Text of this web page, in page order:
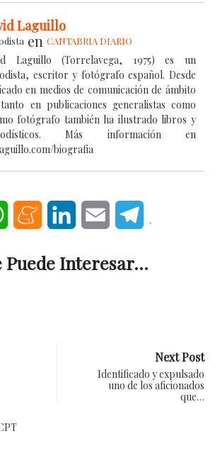
Laguillo
en CANTABRIA DIARIO
Laguillo (Torrelavega, 1975) es un
escritor y fotógrafo español. Desde
en medios de comunicación de ámbito
en publicaciones generalistas como
fotógrafo también ha ilustrado libros y
Más información en
biografia
WhatsAppMeneameLinkedInEmail .
Puede Interesar...
Next Post
Identificado y expulsado
uno de los aficionados
que…